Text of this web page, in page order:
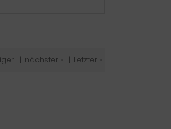
nächster » Letzter »